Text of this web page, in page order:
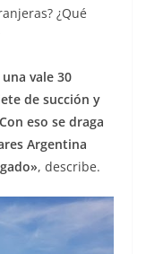
¿Qué
vale 30
de succión y
eso se draga
Argentina
, describe.